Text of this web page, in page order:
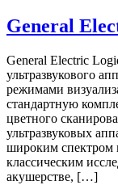
General
General Electric
ультразвукового
режимами
стандартную
цветного
ультразвуковых
широким спектром
классическим
акушерстве, […]